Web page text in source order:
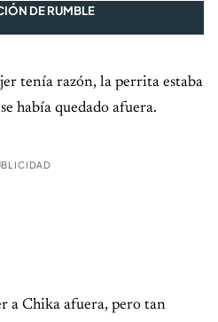
DE RUMBLE
tenía razón, la perrita estaba
había quedado afuera.
a Chika afuera, pero tan